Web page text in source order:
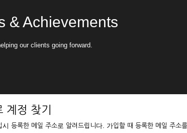
& Achievements
our clients going forward.
계정 찾기
시 등록한 메일 주소로 알려드립니다. 가입할 때 등록한 메일 주